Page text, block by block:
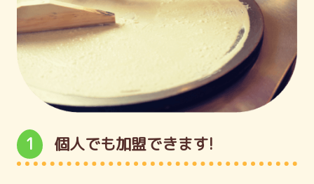
1 個人でも加盟できます!